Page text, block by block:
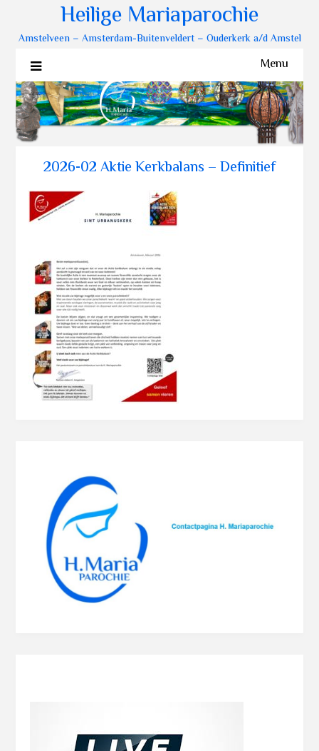
Heilige Mariaparochie
Amstelveen – Amsterdam-Buitenveldert – Ouderkerk a/d Amstel
Menu
2026-02 Aktie Kerkbalans – Definitief